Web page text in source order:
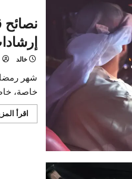
نصائح
خالد مارس
شهر رمضان
خاصة، خاصةً